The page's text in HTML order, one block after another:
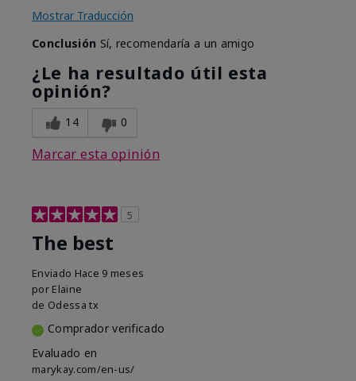
Mostrar Traducción
Conclusión Sí, recomendaría a un amigo
¿Le ha resultado útil esta
opinión?
14 0
Marcar esta opinión
5
The best
Enviado Hace 9 meses
por Elaine
de Odessa tx
Comprador verificado
Evaluado en
marykay.com/en-us/